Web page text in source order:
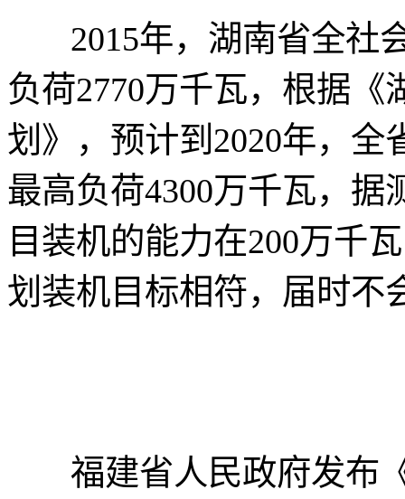
2015年，湖南省全社
负荷2770万千瓦，根据《
划》，预计到2020年，全
最高负荷4300万千瓦，
目装机的能力在200万千
划装机目标相符，届时不
福建省人民政府发布《